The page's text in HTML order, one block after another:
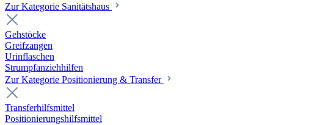
Zur Kategorie Sanitätshaus
Gehstöcke
Greifzangen
Urinflaschen
Strumpfanziehhilfen
Zur Kategorie Positionierung & Transfer
Transferhilfsmittel
Positionierungshilfsmittel